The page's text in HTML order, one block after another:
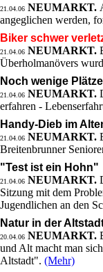
21.04.06 NEUMARKT.
angeglichen werden,
Biker schwer
21.04.06 NEUMARKT.
Überholmanövers
Noch wenige
21.04.06 NEUMARKT.
erfahren -
Handy-Dieb im
21.04.06 NEUMARKT.
Breitenbrunner
"Test ist ein Hohn"
21.04.06 NEUMARKT.
Sitzung mit dem
Jugendlichen an den
Natur in der
20.04.06 NEUMARKT.
und Alt macht man
Altstadt". (Mehr)